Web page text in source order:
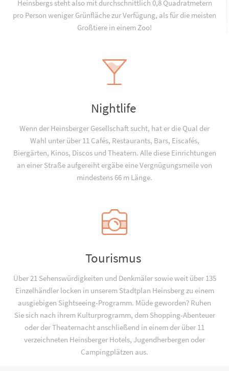
Heinsbergs steht also mit durchschnittlich 0,8 Quadratmetern
pro Person weniger Grünfläche zur Verfügung, als für die meisten
Großtiere in einem Zoo!
Nightlife
Wenn der Heinsberger Gesellschaft sucht, hat er die Qual der
Wahl unter über 11 Cafés, Restaurants, Bars, Eiscafés,
Biergärten, Kinos, Discos und Theatern. Alle diese Einrichtungen
an einer Straße aufgereiht ergäbe eine Vergnügungsmeile von
mindestens 66 m Länge.
Tourismus
Über 21 Sehenswürdigkeiten und Denkmäler sowie weit über 135
Einzelhändler locken in unserem Stadtplan Heinsberg zu einem
ausgiebigen Sightseeing-Programm. Müde geworden? Ruhen
Sie sich nach ihrem Kulturprogramm, dem Shopping-Abenteuer
oder der Theaternacht anschließend in einem der über 11
verzeichneten Heinsberger Hotels, Jugend­­herbergen oder
Campingplätzen aus.